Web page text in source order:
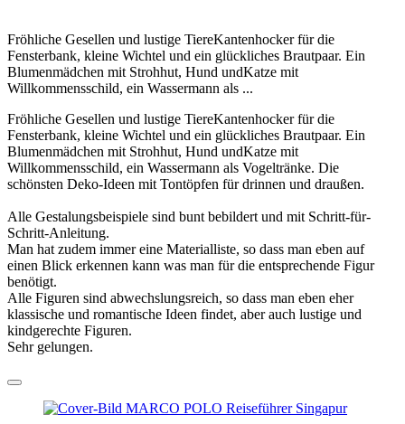
Fröhliche Gesellen und lustige TiereKantenhocker für die
Fensterbank, kleine Wichtel und ein glückliches Brautpaar. Ein
Blumenmädchen mit Strohhut, Hund undKatze mit
Willkommensschild, ein Wassermann als ...
Fröhliche Gesellen und lustige TiereKantenhocker für die
Fensterbank, kleine Wichtel und ein glückliches Brautpaar. Ein
Blumenmädchen mit Strohhut, Hund undKatze mit
Willkommensschild, ein Wassermann als Vogeltränke. Die
schönsten Deko-Ideen mit Tontöpfen für drinnen und draußen.
Alle Gestalungsbeispiele sind bunt bebildert und mit Schritt-für-
Schritt-Anleitung.
Man hat zudem immer eine Materialliste, so dass man eben auf
einen Blick erkennen kann was man für die entsprechende Figur
benötigt.
Alle Figuren sind abwechslungsreich, so dass man eben eher
klassische und romantische Ideen findet, aber auch lustige und
kindgerechte Figuren.
Sehr gelungen.